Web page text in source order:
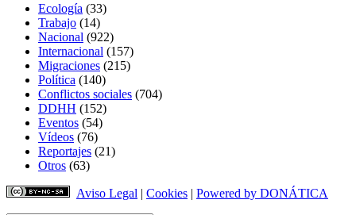
Ecología (33)
Trabajo (14)
Nacional (922)
Internacional (157)
Migraciones (215)
Política (140)
Conflictos sociales (704)
DDHH (152)
Eventos (54)
Vídeos (76)
Reportajes (21)
Otros (63)
Aviso Legal | Cookies | Powered by DONÁTICA